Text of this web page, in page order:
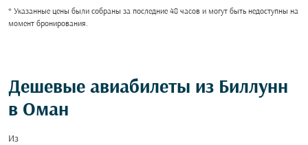
* Указанные цены были собраны за последние 48 часов и могут быть недоступны на
момент бронирования.
Дешевые авиабилеты из Биллунн
в Оман
Из